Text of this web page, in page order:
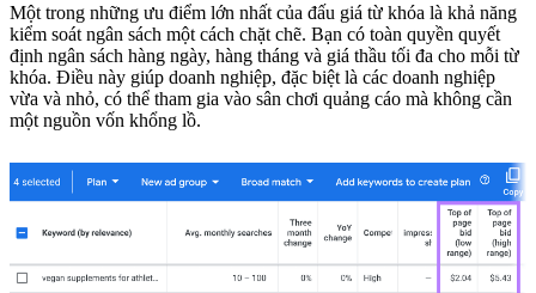
Một trong những ưu điểm lớn nhất của đấu giá từ khóa là khả năng
kiểm soát ngân sách một cách chặt chẽ. Bạn có toàn quyền quyết
định ngân sách hàng ngày, hàng tháng và giá thầu tối đa cho mỗi từ
khóa. Điều này giúp doanh nghiệp, đặc biệt là các doanh nghiệp
vừa và nhỏ, có thể tham gia vào sân chơi quảng cáo mà không cần
một nguồn vốn khổng lồ.